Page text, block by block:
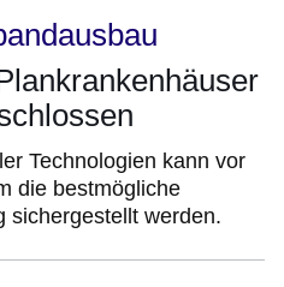
Technologien kann vor
die bestmögliche
sichergestellt werden.